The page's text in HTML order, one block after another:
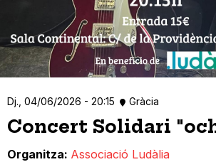
Dj., 04/06/2026 - 20:15 Gràcia
Concert Solidari
Organitza Associació Ludàlia